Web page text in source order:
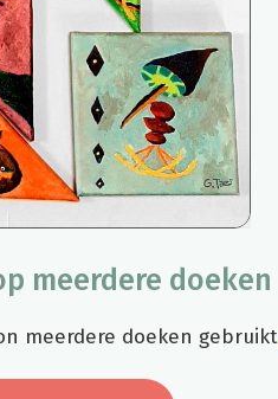
meerdere doeken
meerdere doeken gebruikt